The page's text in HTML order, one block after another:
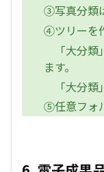
③写真分類
④ツリーを
「大分類
ます。
「大分類
⑤任意フォ